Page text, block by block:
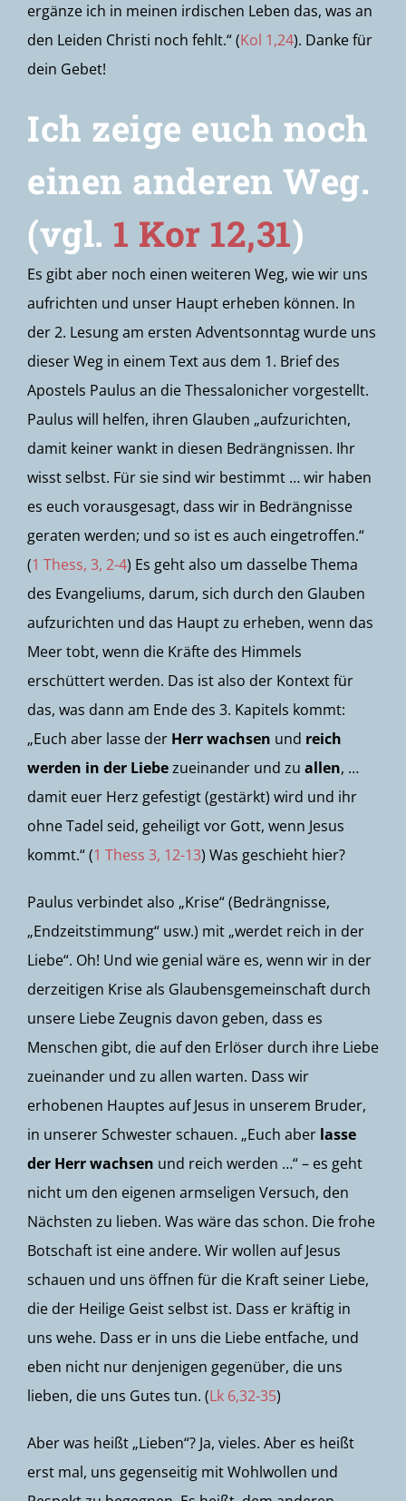
ergänze ich in meinen irdischen Leben das, was an
den Leiden Christi noch fehlt.“ (Kol 1,24). Danke für
dein Gebet!
Ich zeige euch noch
einen anderen Weg.
(vgl. 1 Kor 12,31)
Es gibt aber noch einen weiteren Weg, wie wir uns
aufrichten und unser Haupt erheben können. In
der 2. Lesung am ersten Adventsonntag wurde uns
dieser Weg in einem Text aus dem 1. Brief des
Apostels Paulus an die Thessalonicher vorgestellt.
Paulus will helfen, ihren Glauben „aufzurichten,
damit keiner wankt in diesen Bedrängnissen. Ihr
wisst selbst. Für sie sind wir bestimmt … wir haben
es euch vorausgesagt, dass wir in Bedrängnisse
geraten werden; und so ist es auch eingetroffen.“
(1 Thess, 3, 2-4) Es geht also um dasselbe Thema
des Evangeliums, darum, sich durch den Glauben
aufzurichten und das Haupt zu erheben, wenn das
Meer tobt, wenn die Kräfte des Himmels
erschüttert werden. Das ist also der Kontext für
das, was dann am Ende des 3. Kapitels kommt:
„Euch aber lasse der Herr wachsen und reich
werden in der Liebezueinander und zu allen, …
damit euer Herz gefestigt (gestärkt) wird und ihr
ohne Tadel seid, geheiligt vor Gott, wenn Jesus
kommt.“ (1 Thess 3, 12-13) Was geschieht hier?
Paulus verbindet also „Krise“ (Bedrängnisse,
„Endzeitstimmung“ usw.) mit „werdet reich in der
Liebe“. Oh! Und wie genial wäre es, wenn wir in der
derzeitigen Krise als Glaubensgemeinschaft durch
unsere Liebe Zeugnis davon geben, dass es
Menschen gibt, die auf den Erlöser durch ihre Liebe
zueinander und zu allen warten. Dass wir
erhobenen Hauptes auf Jesus in unserem Bruder,
in unserer Schwester schauen. „Euch aber lasse
der Herr wachsen und reich werden …“ – es geht
nicht um den eigenen armseligen Versuch, den
Nächsten zu lieben. Was wäre das schon. Die frohe
Botschaft ist eine andere. Wir wollen auf Jesus
schauen und uns öffnen für die Kraft seiner Liebe,
die der Heilige Geist selbst ist. Dass er kräftig in
uns wehe. Dass er in uns die Liebe entfache, und
eben nicht nur denjenigen gegenüber, die uns
lieben, die uns Gutes tun. (Lk 6,32-35)
Aber was heißt „Lieben“? Ja, vieles. Aber es heißt
erst mal, uns gegenseitig mit Wohlwollen und